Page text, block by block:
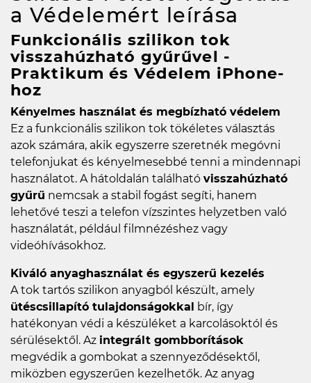
a Védelemért leírása
Funkcionális szilikon tok
visszahúzható gyűrűvel -
Praktikum és Védelem iPhone-
hoz
Kényelmes használat és megbízható védelem
Ez a funkcionális szilikon tok tökéletes választás
azok számára, akik egyszerre szeretnék megóvni
telefonjukat és kényelmesebbé tenni a mindennapi
használatot. A hátoldalán található visszahúzható
gyűrű nemcsak a stabil fogást segíti, hanem
lehetővé teszi a telefon vízszintes helyzetben való
használatát, például filmnézéshez vagy
videóhívásokhoz.
Kiváló anyaghasználat és egyszerű kezelés
A tok tartós szilikon anyagból készült, amely
ütéscsillapító tulajdonságokkal bír, így
hatékonyan védi a készüléket a karcolásoktól és
sérülésektől. Az integrált gombborítások
megvédik a gombokat a szennyeződésektől,
miközben egyszerűen kezelhetők. Az anyag